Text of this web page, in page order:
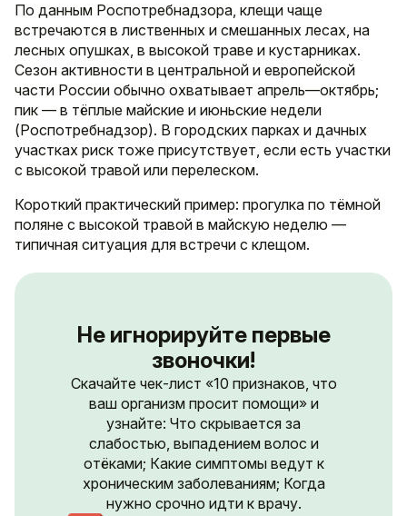
По данным Роспотребнадзора, клещи чаще
встречаются в лиственных и смешанных лесах, на
лесных опушках, в высокой траве и кустарниках.
Сезон активности в центральной и европейской
части России обычно охватывает апрель—октябрь;
пик — в тёплые майские и июньские недели
(Роспотребнадзор). В городских парках и дачных
участках риск тоже присутствует, если есть участки
с высокой травой или перелеском.
Короткий практический пример: прогулка по тёмной
поляне с высокой травой в майскую неделю —
типичная ситуация для встречи с клещом.
Не игнорируйте первые
звоночки!
Скачайте чек-лист «10 признаков, что
ваш организм просит помощи» и
узнайте: Что скрывается за
слабостью, выпадением волос и
отёками; Какие симптомы ведут к
хроническим заболеваниям; Когда
нужно срочно идти к врачу.